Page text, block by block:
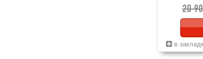
20
в